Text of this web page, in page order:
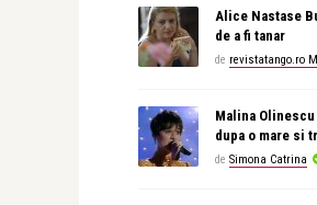
Alice Nastase
de a fi tanar
de revistatango.ro
Malina
dupa o mare si
de Simona Catrina